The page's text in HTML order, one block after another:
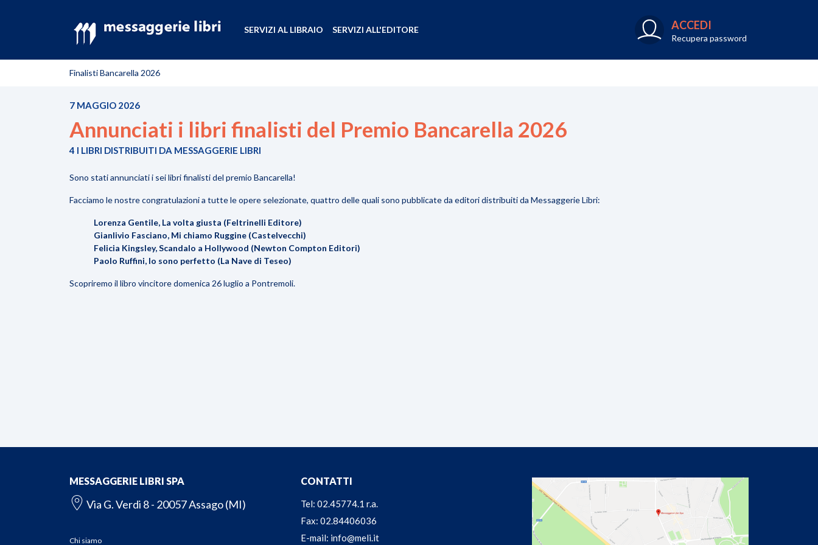
ACCEDI
Recupera password
SERVIZI AL LIBRAIO SERVIZI ALL'EDITORE
Finalisti Bancarella 2026
7 MAGGIO 2026
Annunciati i libri finalisti del Premio Bancarella 2026
4 I LIBRI DISTRIBUITI DA MESSAGGERIE LIBRI
Sono stati annunciati i sei libri finalisti del premio Bancarella!
Facciamo le nostre congratulazioni a tutte le opere selezionate, quattro delle quali sono pubblicate da editori distribuiti da Messaggerie Libri:
Lorenza Gentile, La volta giusta (Feltrinelli Editore)
Gianlivio Fasciano, Mi chiamo Ruggine (Castelvecchi)
Felicia Kingsley, Scandalo a Hollywood (Newton Compton Editori)
Paolo Ruffini, Io sono perfetto (La Nave di Teseo)
Scopriremo il libro vincitore domenica 26 luglio a Pontremoli.
MESSAGGERIE LIBRI SPA
Via G. Verdi 8 - 20057 Assago (MI)
Chi siamo
CONTATTI
Tel: 02.45774.1 r.a.
Fax: 02.84406036
E-mail: info@meli.it